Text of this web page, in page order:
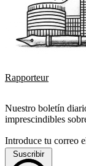
Rapporteur
Nuestro boletín
imprescindibles
Introduce tu correo
Suscribir